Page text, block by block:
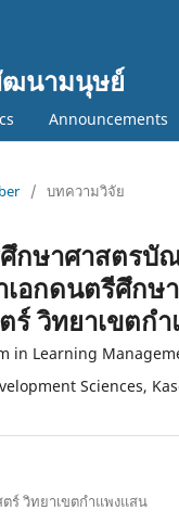
ฒนามนุษย์
Announcements
/ บทความวิจัย
กษาศาสตรบั
เอกดนตรีศึ
ร์ วิทยาเขตก
in Learning
Sciences,
ร์ วิทยาเขตกำแพงแสน